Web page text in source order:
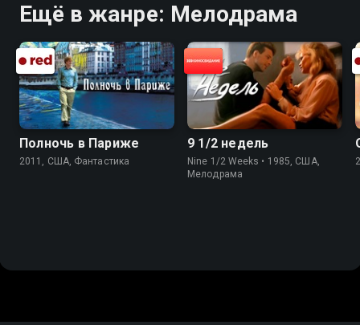
Ещё в жанре: Мелодрама
Полночь в Париже
2011, США, Фантастика
9 1/2 недель
Nine 1/2 Weeks • 1985, США,
Мелодрама